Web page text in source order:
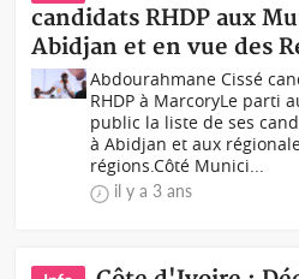
candidats RHDP aux
Abidjan et en vue des
Abdourahmane Cissé
RHDP à MarcoryLe parti
public la liste de ses
à Abidjan et aux
régions.Côté Munici...
il y a 3 ans